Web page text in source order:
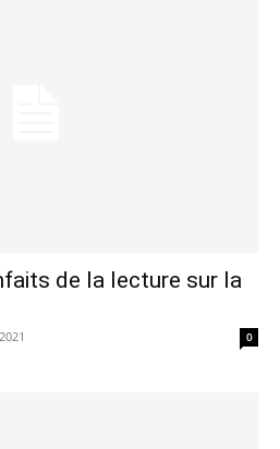
de la lecture sur la
0